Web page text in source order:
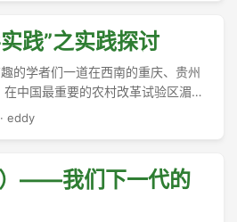
践”之实践探讨
的学者们一道在西南的重庆、贵州
中国最重要的农村改革试验区湄潭
户的“生不增、死不减”原则出现的
· eddy
——我们下一代的